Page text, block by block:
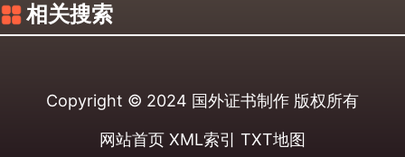
相关搜索
Copyright © 2024 国外证书制作 版权所有
网站首页 XML索引 TXT地图